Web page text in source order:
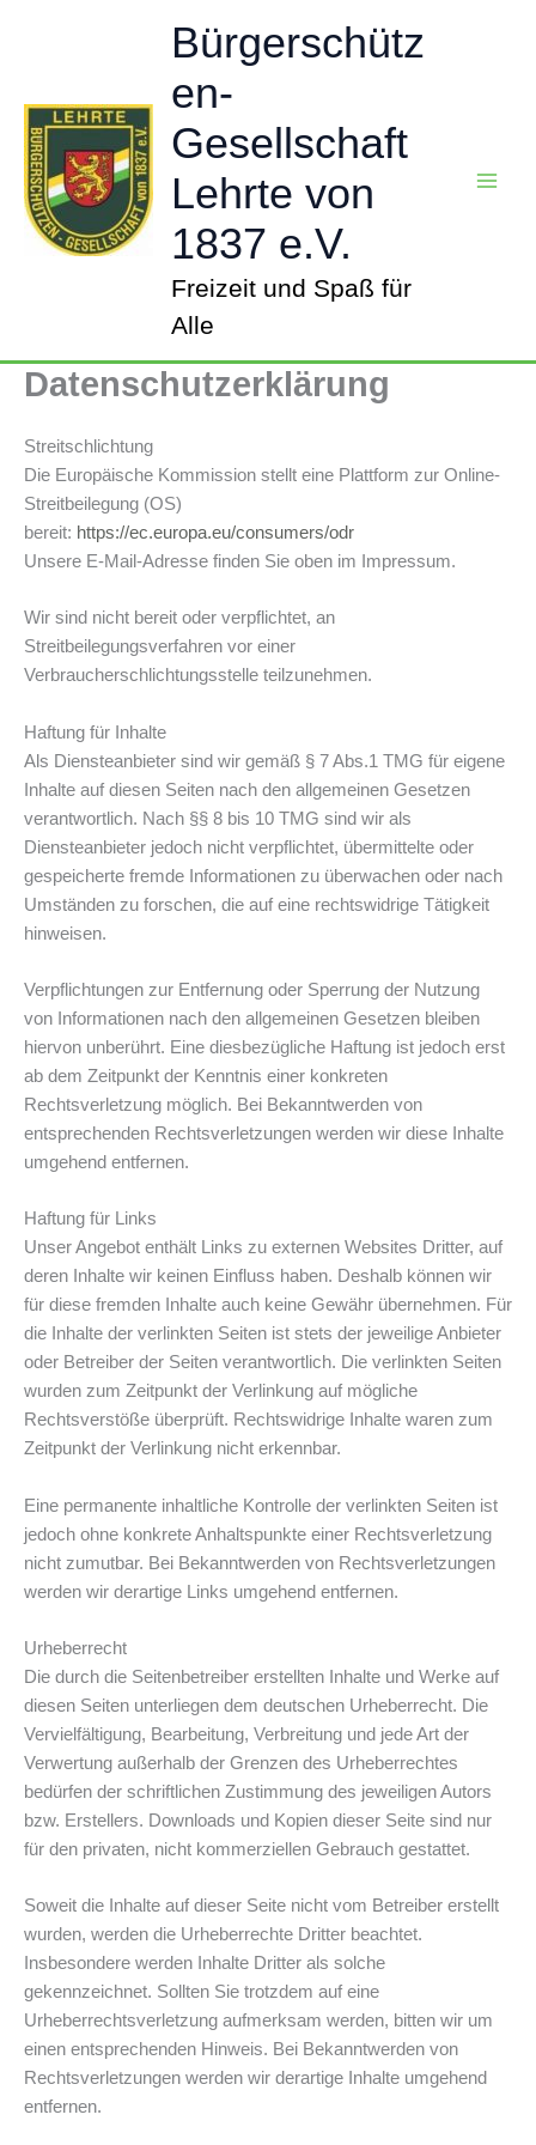
Bürgerschütz
en-
Gesellschaft
Lehrte von
1837 e.V.
Freizeit und Spaß für
Alle
Datenschutzerklärung
Streitschlichtung
Die Europäische Kommission stellt eine Plattform zur Online-
Streitbeilegung (OS)
bereit: https://ec.europa.eu/consumers/odr
Unsere E-Mail-Adresse finden Sie oben im Impressum.
Wir sind nicht bereit oder verpflichtet, an
Streitbeilegungsverfahren vor einer
Verbraucherschlichtungsstelle teilzunehmen.
Haftung für Inhalte
Als Diensteanbieter sind wir gemäß § 7 Abs.1 TMG für eigene
Inhalte auf diesen Seiten nach den allgemeinen Gesetzen
verantwortlich. Nach §§ 8 bis 10 TMG sind wir als
Diensteanbieter jedoch nicht verpflichtet, übermittelte oder
gespeicherte fremde Informationen zu überwachen oder nach
Umständen zu forschen, die auf eine rechtswidrige Tätigkeit
hinweisen.
Verpflichtungen zur Entfernung oder Sperrung der Nutzung
von Informationen nach den allgemeinen Gesetzen bleiben
hiervon unberührt. Eine diesbezügliche Haftung ist jedoch erst
ab dem Zeitpunkt der Kenntnis einer konkreten
Rechtsverletzung möglich. Bei Bekanntwerden von
entsprechenden Rechtsverletzungen werden wir diese Inhalte
umgehend entfernen.
Haftung für Links
Unser Angebot enthält Links zu externen Websites Dritter, auf
deren Inhalte wir keinen Einfluss haben. Deshalb können wir
für diese fremden Inhalte auch keine Gewähr übernehmen. Für
die Inhalte der verlinkten Seiten ist stets der jeweilige Anbieter
oder Betreiber der Seiten verantwortlich. Die verlinkten Seiten
wurden zum Zeitpunkt der Verlinkung auf mögliche
Rechtsverstöße überprüft. Rechtswidrige Inhalte waren zum
Zeitpunkt der Verlinkung nicht erkennbar.
Eine permanente inhaltliche Kontrolle der verlinkten Seiten ist
jedoch ohne konkrete Anhaltspunkte einer Rechtsverletzung
nicht zumutbar. Bei Bekanntwerden von Rechtsverletzungen
werden wir derartige Links umgehend entfernen.
Urheberrecht
Die durch die Seitenbetreiber erstellten Inhalte und Werke auf
diesen Seiten unterliegen dem deutschen Urheberrecht. Die
Vervielfältigung, Bearbeitung, Verbreitung und jede Art der
Verwertung außerhalb der Grenzen des Urheberrechtes
bedürfen der schriftlichen Zustimmung des jeweiligen Autors
bzw. Erstellers. Downloads und Kopien dieser Seite sind nur
für den privaten, nicht kommerziellen Gebrauch gestattet.
Soweit die Inhalte auf dieser Seite nicht vom Betreiber erstellt
wurden, werden die Urheberrechte Dritter beachtet.
Insbesondere werden Inhalte Dritter als solche
gekennzeichnet. Sollten Sie trotzdem auf eine
Urheberrechtsverletzung aufmerksam werden, bitten wir um
einen entsprechenden Hinweis. Bei Bekanntwerden von
Rechtsverletzungen werden wir derartige Inhalte umgehend
entfernen.